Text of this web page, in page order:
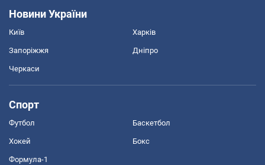
Новини України
Київ Харків
Запоріжжя Дніпро
Черкаси
Спорт
Футбол Баскетбол
Хокей Бокс
Формула-1